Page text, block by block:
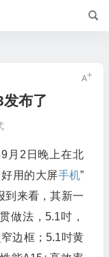
布了
月2日晚上在北
用的大屏手机”
到来看，其新一
做法，5.1吋，
边框；5.1吋黄